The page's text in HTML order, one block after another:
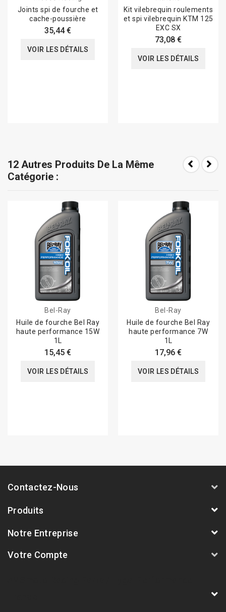
Joints spi de fourche et
cache-poussière
35,44 €
VOIR LES DÉTAILS
Kit vilebrequin roulements
et spi vilebrequin KTM 125
EXC SX
73,08 €
VOIR LES DÉTAILS
12 Autres Produits De La Même
Catégorie :
Bel-Ray
Huile de fourche Bel Ray
haute performance 15W
1L
15,45 €
VOIR LES DÉTAILS
Bel-Ray
Huile de fourche Bel Ray
haute performance 7W
1L
17,96 €
VOIR LES DÉTAILS
Contactez-Nous
Produits
Notre Entreprise
Votre Compte